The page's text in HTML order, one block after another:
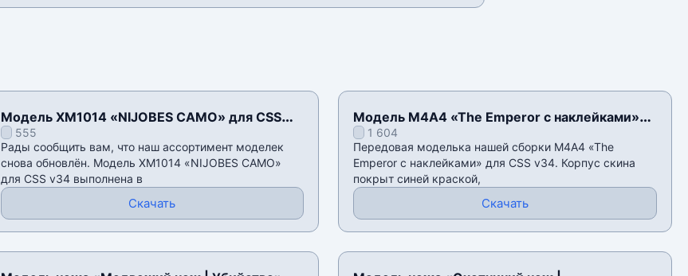
Модель XM1014 «NIJOBES CAMO» для CSS
v34555
Рады сообщить вам, что наш ассортимент моделек
снова обновлён. Модель XM1014 «NIJOBES CAMO»
для CSS v34 выполнена в
Скачать
Модель M4A4 «The Emperor с наклейками»
для CSS v34
1 604
Передовая моделька нашей сборки M4A4 «The
Emperor с наклейками» для CSS v34. Корпус скина
покрыт синей краской,
Скачать